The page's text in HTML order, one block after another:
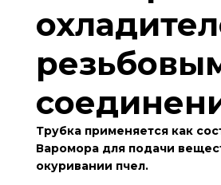
Трубка применяется как
Варомора для подачи
окуривании пчел.